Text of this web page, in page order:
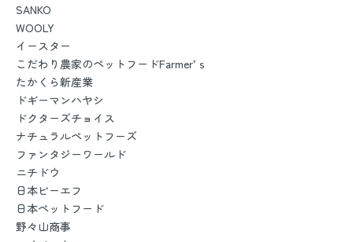
SANKO
WOOLY
イースター
こだわり農家のペットフードFarmer’ｓ
たかくら新産業
ドギーマンハヤシ
ドクターズチョイス
ナチュラルペットフーズ
ファンタジーワールド
ニチドウ
日本ビーエフ
日本ペットフード
野々山商事